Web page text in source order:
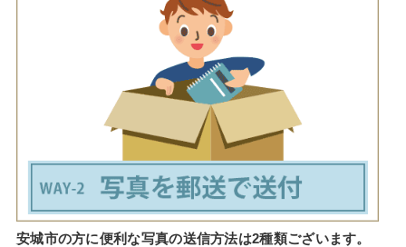
安城市の方に便利な写真の送信方法は2種類ございます。